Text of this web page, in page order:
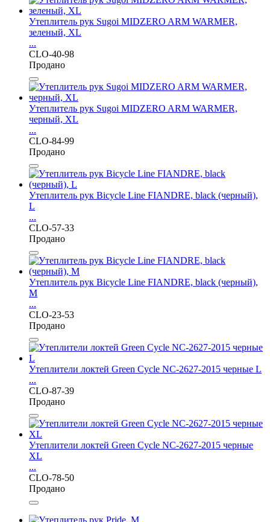
Утеплитель рук Sugoi MIDZERO ARM WARMER,
зеленый, XL
...
CLO-40-98
Продано
Утеплитель рук Sugoi MIDZERO ARM WARMER,
черный, XL
...
CLO-84-99
Продано
Утеплитель рук Bicycle Line FIANDRE, black (черный),
L
...
CLO-57-33
Продано
Утеплитель рук Bicycle Line FIANDRE, black (черный),
M
...
CLO-23-53
Продано
Утеплители локтей Green Cycle NC-2627-2015 черные L
...
CLO-87-39
Продано
Утеплители локтей Green Cycle NC-2627-2015 черные
XL
...
CLO-78-50
Продано